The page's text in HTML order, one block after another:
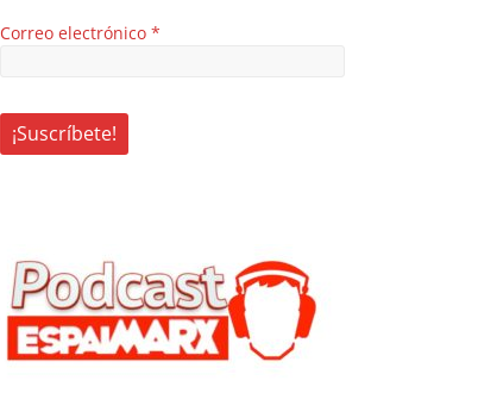
Correo electrónico *